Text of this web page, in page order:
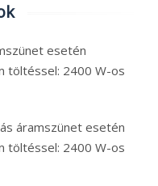
esetén
töltéssel: 2400 W-os
áramszünet esetén
töltéssel: 2400 W-os